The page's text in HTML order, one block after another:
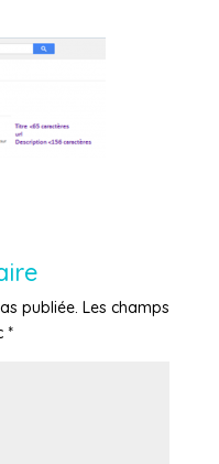
publiée. Les champs
*